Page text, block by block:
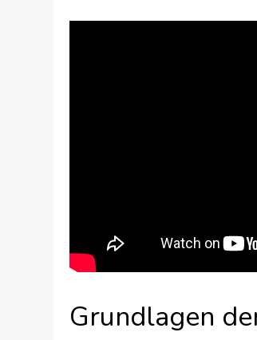
Grundlagen